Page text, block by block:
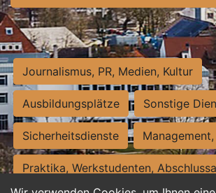
Journalismus, PR, Medien, Kultur
Ausbildungsplätze Sonstige
Sicherheitsdienste
Praktika, Werkstudenten,